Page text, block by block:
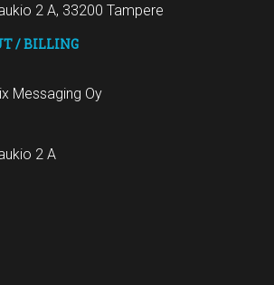
2 A, 33200 Tampere
/ BILLING
Messaging Oy
2 A